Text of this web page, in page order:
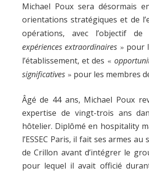
Michael Poux sera désormais
orientations stratégiques et de
opérations, avec l’objectif de
expériences extraordinaires» pour
l’établissement, et des «
significatives» pour les membres
Âgé de 44 ans, Michael Poux
expertise de vingt-trois ans
hôtelier. Diplômé en hospitality
l’ESSEC Paris, il fait ses armes au
de Crillon avant d’intégrer le
pour lequel il avait officié